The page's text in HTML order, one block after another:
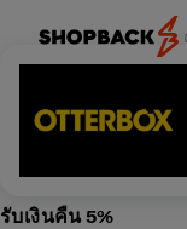
รับเงินคืน 5%